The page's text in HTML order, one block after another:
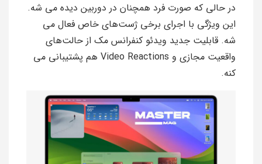
در حالی که صورت فرد همچنان در دوربین دیده می‌ شه.
این ویژگی با اجرای برخی ژست‌های خاص فعال می‌
شه. قابلیت جدید ویدئو کنفرانس مک از حالت‌های
واقعیت مجازی و Video Reactions هم پشتیبانی می‌
کنه.